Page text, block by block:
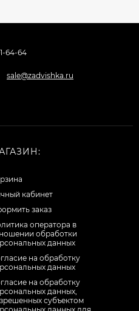
64-64
sale@zadvishka.ru
кабинет
заказ
оператора в
обработки
данных
на обработку
данных
на обработку
данных,
субъектом